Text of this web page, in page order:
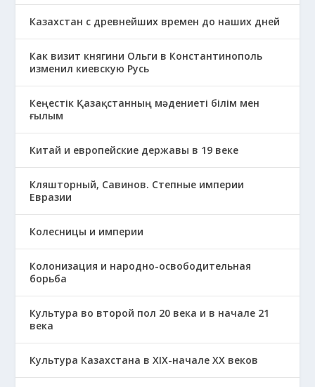
Казахстан с древнейших времен до наших дней
Как визит княгини Ольги в Константинополь
изменил киевскую Русь
Кеңестік Қазақстанның мәдениеті білім мен
ғылым
Китай и европейские державы в 19 веке
Кляшторный, Савинов. Степные империи
Евразии
Колесницы и империи
Колонизация и народно-освободительная
борьба
Культура во второй пол 20 века и в начале 21
века
Культура Казахстана в ХІХ-начале ХХ веков